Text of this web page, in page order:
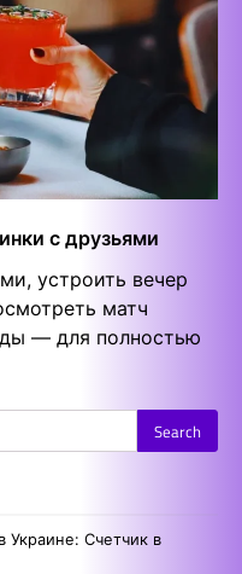
с друзьями
устроить вечер
матч
— для полностью
Украине: Счетчик в